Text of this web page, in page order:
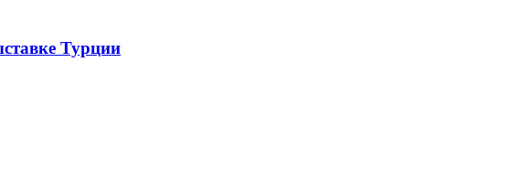
Турции